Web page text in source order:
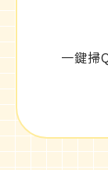
一鍵掃